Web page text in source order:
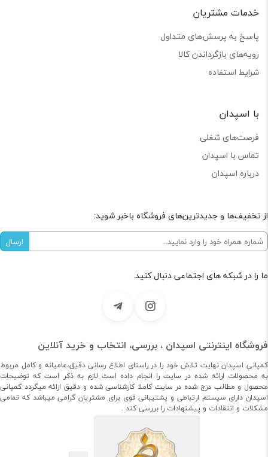
خدمات مشتریان
پاسخ به پرسش‌های متداول
رویه‌های بازگرداندن کالا
شرایط استفاده
با اسپدان
فرصت‌های شغلی
تماس با اسپدان
درباره اسپدان
از تخفیف‌ها و جدیدترین‌های فروشگاه باخبر شوید:
ما را در شبکه های اجتماعی دنبال کنید.
فروشگاه اینترنتی اسپدان ، بررسی، انتخاب و خرید آنلاین
کمپانی اسپدان نهایت تلاش خود را در راستای اطلاع رسانی دقیق،عامیانه و کامل مربوط
به محصولات ارائه شده در سایت را انجام داده است لازم به ذکر است که توضیحات
محصول و مطالب درج شده در سایت کاملا کارشناسی شده و دقیق ارائه میگردد کمپانی
اسپدان دارای سیستم ارتباطی و پشتیبانی قوی برای مشتریان گرامی میباشد که تمامی
مشکلات و انتقادات و پیشنهادات را بررسی کند .